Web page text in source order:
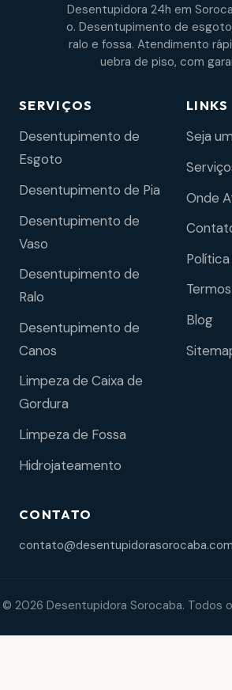
Desentupidora 24h em
o. Desentupimento de
ralo e fossa. Atendimento
uebra de piso, com
SERVIÇOS
Desentupimento de
Esgoto
Desentupimento de Pia
Desentupimento de
Vaso
Desentupimento de
Ralo
Desentupimento de
Canos
Limpeza de Caixa de
Gordura
Limpeza de Fossa
Hidrojateamento
LINKS
Seja
Onde
Blog
CONTATO
© 2026 Desentupidora Sorocaba. Todos